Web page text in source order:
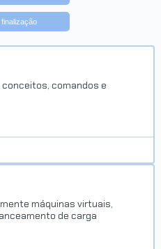
finalização
conceitos, comandos e
máquinas virtuais,
de carga